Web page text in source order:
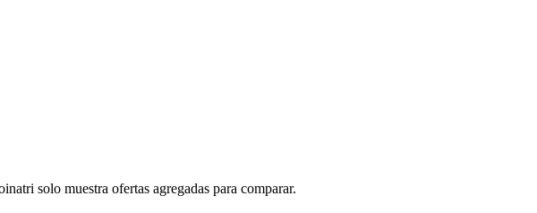
solo muestra ofertas agregadas para comparar.